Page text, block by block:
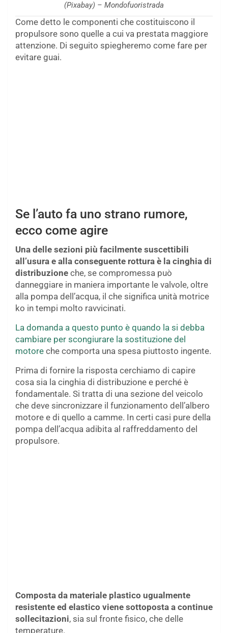
(Pixabay) – Mondofuoristrada
Come detto le componenti che costituiscono il
propulsore sono quelle a cui va prestata maggiore
attenzione. Di seguito spiegheremo come fare per
evitare guai.
Se l’auto fa uno strano rumore,
ecco come agire
Una delle sezioni più facilmente suscettibili
all’usura e alla conseguente rottura è la cinghia di
distribuzione che, se compromessa può
danneggiare in maniera importante le valvole, oltre
alla pompa dell’acqua, il che significa unità motrice
ko in tempi molto ravvicinati.
La domanda a questo punto è quando la si debba
cambiare per scongiurare la sostituzione del
motore che comporta una spesa piuttosto ingente.
Prima di fornire la risposta cerchiamo di capire
cosa sia la cinghia di distribuzione e perché è
fondamentale. Si tratta di una sezione del veicolo
che deve sincronizzare il funzionamento dell’albero
motore e di quello a camme. In certi casi pure della
pompa dell’acqua adibita al raffreddamento del
propulsore.
Composta da materiale plastico ugualmente
resistente ed elastico viene sottoposta a continue
sollecitazioni, sia sul fronte fisico, che delle
temperature.